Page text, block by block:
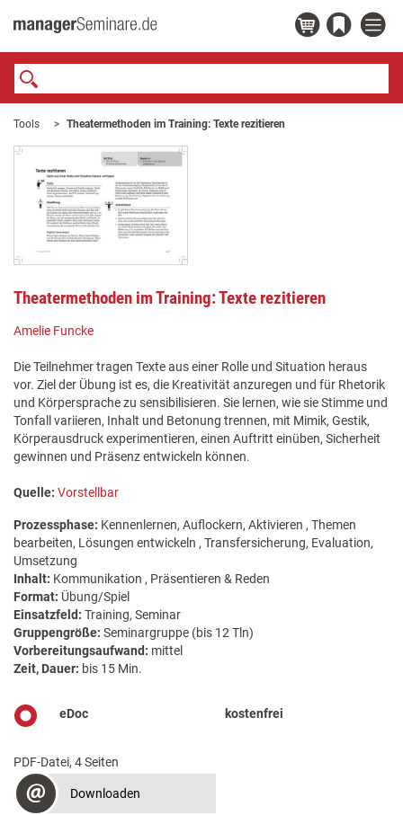
Tools Theatermethoden im Training: Texte rezitieren
Theatermethoden im Training: Texte rezitieren
Amelie Funcke
Die Teilnehmer tragen Texte aus einer Rolle und Situation heraus
vor. Ziel der Übung ist es, die Kreativität anzuregen und für Rhetorik
und Körpersprache zu sensibilisieren. Sie lernen, wie sie Stimme und
Tonfall variieren, Inhalt und Betonung trennen, mit Mimik, Gestik,
Körperausdruck experimentieren, einen Auftritt einüben, Sicherheit
gewinnen und Präsenz entwickeln können.
Quelle: Vorstellbar
Prozessphase: Kennenlernen, Auflockern, Aktivieren , Themen
bearbeiten, Lösungen entwickeln , Transfersicherung, Evaluation,
Umsetzung
Inhalt: Kommunikation , Präsentieren & Reden
Format: Übung/Spiel
Einsatzfeld: Training, Seminar
Gruppengröße: Seminargruppe (bis 12 Tln)
Vorbereitungsaufwand: mittel
Zeit, Dauer: bis 15 Min.
eDoc kostenfrei
PDF-Datei, 4 Seiten
Downloaden